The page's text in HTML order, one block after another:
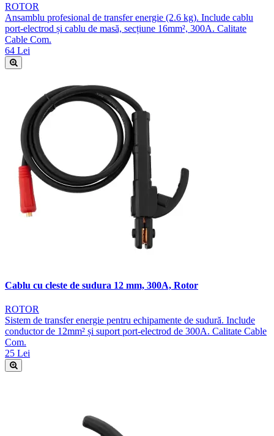
ROTOR
Ansamblu profesional de transfer energie (2.6 kg). Include cablu
port-electrod și cablu de masă, secțiune 16mm², 300A. Calitate
Cable Com.
64 Lei
Cablu cu cleste de sudura 12 mm, 300A, Rotor
ROTOR
Sistem de transfer energie pentru echipamente de sudură. Include
conductor de 12mm² și suport port-electrod de 300A. Calitate Cable
Com.
25 Lei